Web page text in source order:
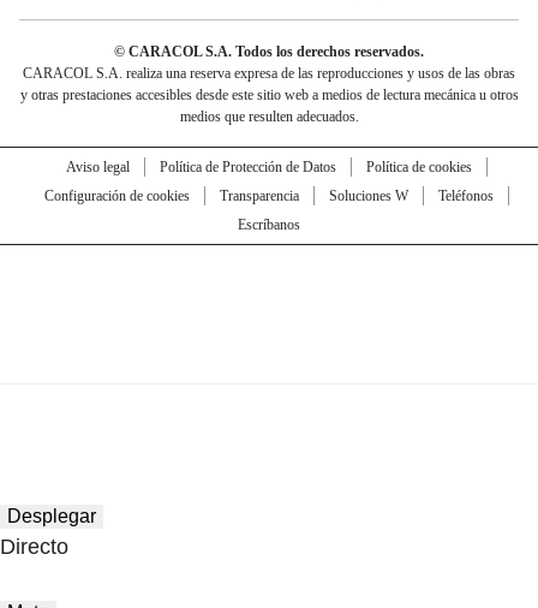
© CARACOL S.A. Todos los derechos reservados.
CARACOL S.A. realiza una reserva expresa de las reproducciones y usos de las obras
y otras prestaciones accesibles desde este sitio web a medios de lectura mecánica u otros
medios que resulten adecuados.
Aviso legal Política de Protección de Datos
Política de cookies
Configuración de cookies
Transparencia Soluciones W
Teléfonos
Escríbanos
Desplegar
Directo